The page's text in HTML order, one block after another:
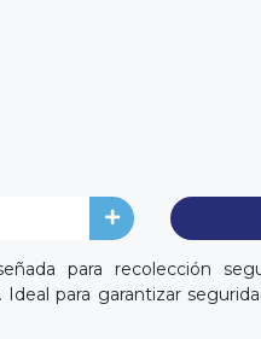
para recolección
Ideal para garantizar